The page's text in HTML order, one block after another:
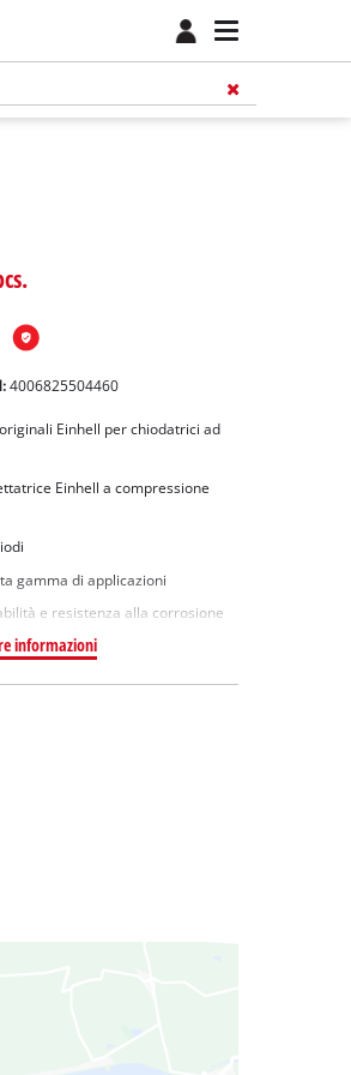
4006825504460
Einhell per chiodatrici ad
Einhell a compressione
gamma di applicazioni
e resistenza alla corrosione
informazioni